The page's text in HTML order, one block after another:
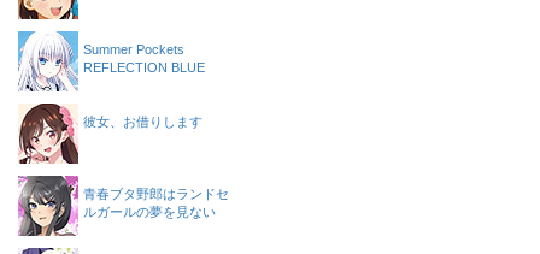
Summer Pockets
REFLECTION BLUE
彼女、お借りします
青春ブタ野郎はランドセ
ルガールの夢を見ない